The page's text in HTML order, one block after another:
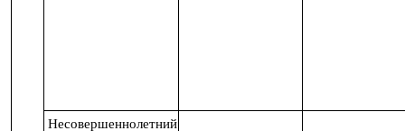
Несовершеннолетний